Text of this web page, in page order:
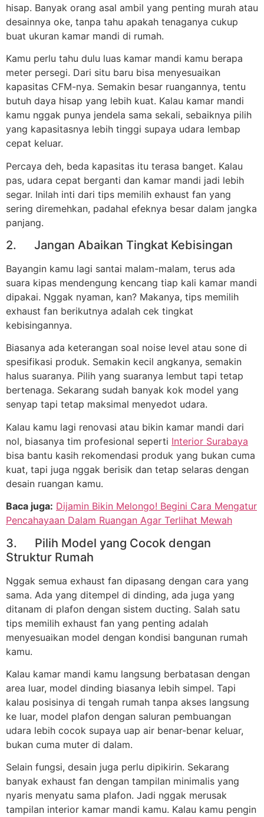
hisap. Banyak orang asal ambil yang penting murah atau
desainnya oke, tanpa tahu apakah tenaganya cukup
buat ukuran kamar mandi di rumah.
Kamu perlu tahu dulu luas kamar mandi kamu berapa
meter persegi. Dari situ baru bisa menyesuaikan
kapasitas CFM-nya. Semakin besar ruangannya, tentu
butuh daya hisap yang lebih kuat. Kalau kamar mandi
kamu nggak punya jendela sama sekali, sebaiknya pilih
yang kapasitasnya lebih tinggi supaya udara lembap
cepat keluar.
Percaya deh, beda kapasitas itu terasa banget. Kalau
pas, udara cepat berganti dan kamar mandi jadi lebih
segar. Inilah inti dari tips memilih exhaust fan yang
sering diremehkan, padahal efeknya besar dalam jangka
panjang.
2. Jangan Abaikan Tingkat Kebisingan
Bayangin kamu lagi santai malam-malam, terus ada
suara kipas mendengung kencang tiap kali kamar mandi
dipakai. Nggak nyaman, kan? Makanya, tips memilih
exhaust fan berikutnya adalah cek tingkat
kebisingannya.
Biasanya ada keterangan soal noise level atau sone di
spesifikasi produk. Semakin kecil angkanya, semakin
halus suaranya. Pilih yang suaranya lembut tapi tetap
bertenaga. Sekarang sudah banyak kok model yang
senyap tapi tetap maksimal menyedot udara.
Kalau kamu lagi renovasi atau bikin kamar mandi dari
nol, biasanya tim profesional seperti Interior Surabaya
bisa bantu kasih rekomendasi produk yang bukan cuma
kuat, tapi juga nggak berisik dan tetap selaras dengan
desain ruangan kamu.
Baca juga: Dijamin Bikin Melongo! Begini Cara Mengatur
Pencahayaan Dalam Ruangan Agar Terlihat Mewah
3. Pilih Model yang Cocok dengan
Struktur Rumah
Nggak semua exhaust fan dipasang dengan cara yang
sama. Ada yang ditempel di dinding, ada juga yang
ditanam di plafon dengan sistem ducting. Salah satu
tips memilih exhaust fan yang penting adalah
menyesuaikan model dengan kondisi bangunan rumah
kamu.
Kalau kamar mandi kamu langsung berbatasan dengan
area luar, model dinding biasanya lebih simpel. Tapi
kalau posisinya di tengah rumah tanpa akses langsung
ke luar, model plafon dengan saluran pembuangan
udara lebih cocok supaya uap air benar-benar keluar,
bukan cuma muter di dalam.
Selain fungsi, desain juga perlu dipikirin. Sekarang
banyak exhaust fan dengan tampilan minimalis yang
nyaris menyatu sama plafon. Jadi nggak merusak
tampilan interior kamar mandi kamu. Kalau kamu pengin